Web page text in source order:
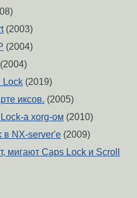
(2003)
(2004)
(2004)
Lock (2019)
иксов. (2005)
а хоrg-ом (2010)
в NX-server'e (2009)
мигают Caps Lock и Scroll